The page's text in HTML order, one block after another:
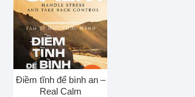
Điềm tĩnh để bình an –
Real Calm